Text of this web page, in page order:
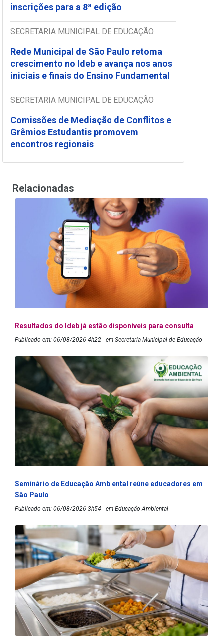
inscrições para a 8ª edição
SECRETARIA MUNICIPAL DE EDUCAÇÃO
Rede Municipal de São Paulo retoma
crescimento no Ideb e avança nos anos
iniciais e finais do Ensino Fundamental
SECRETARIA MUNICIPAL DE EDUCAÇÃO
Comissões de Mediação de Conflitos e
Grêmios Estudantis promovem
encontros regionais
Relacionadas
Resultados do Ideb já estão disponíveis para consulta
Publicado em: 06/08/2026 4h22 - em Secretaria Municipal de Educação
Seminário de Educação Ambiental reúne educadores em
São Paulo
Publicado em: 06/08/2026 3h54 - em Educação Ambiental